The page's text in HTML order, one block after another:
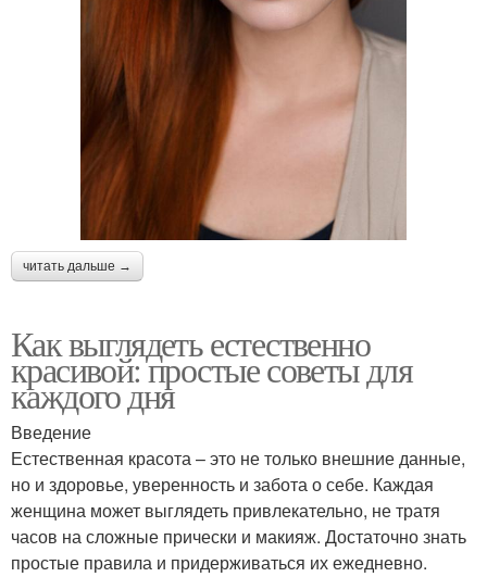
читать дальше →
Как выглядеть естественно
красивой: простые советы для
каждого дня
Введение
Естественная красота – это не только внешние данные,
но и здоровье, уверенность и забота о себе. Каждая
женщина может выглядеть привлекательно, не тратя
часов на сложные прически и макияж. Достаточно знать
простые правила и придерживаться их ежедневно.